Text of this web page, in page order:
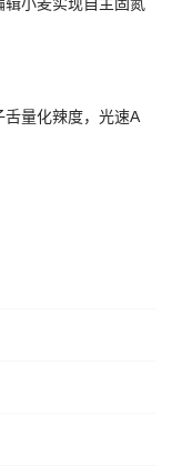
量化辣度，光速A